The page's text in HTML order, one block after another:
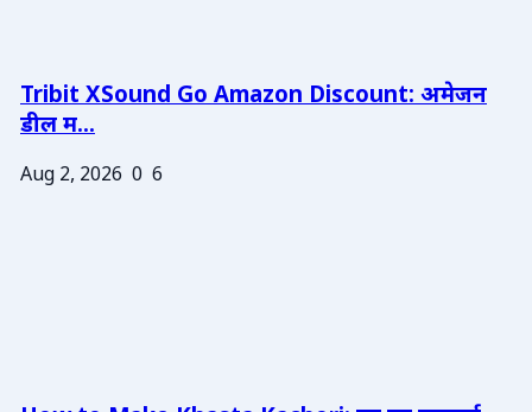
Tribit XSound Go Amazon Discount: अमेजन
डील म...
Aug 2, 2026 0 6